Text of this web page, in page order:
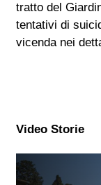
tratto del
tentativi di
vicenda nei
Video Storie